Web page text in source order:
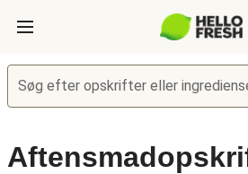
Søg efter opskrifter eller